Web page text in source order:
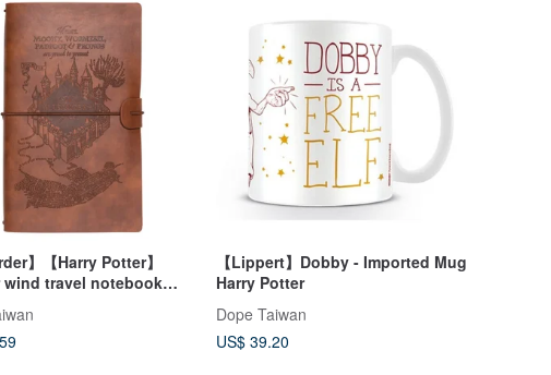
】【Harry Potter】
wind travel notebook
【Lippert】Dobby - Imported Mug
Harry Potter
Dope Taiwan
US$ 39.20